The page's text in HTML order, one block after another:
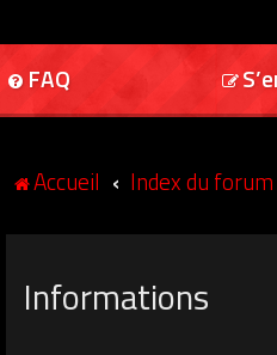
FAQ
Accueil Index du forum
Informations